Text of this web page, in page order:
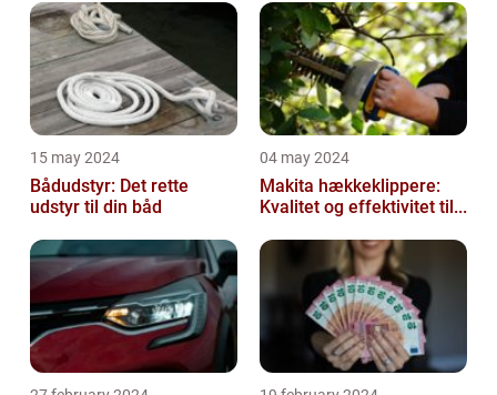
15 may 2024
Bådudstyr: Det rette
udstyr til din båd
04 may 2024
Makita hækkeklippere:
Kvalitet og effektivitet til...